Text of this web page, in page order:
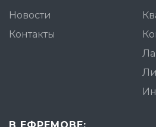
Новости
Контакты